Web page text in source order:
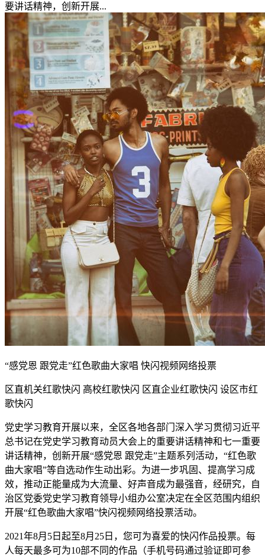
要讲话精神，创新开展...
“感党恩 跟党走”红色歌曲大家唱 快闪视频网络投票
区直机关红歌快闪 高校红歌快闪 区直企业红歌快闪 设区市红
歌快闪
党史学习教育开展以来，全区各地各部门深入学习贯彻习近平
总书记在党史学习教育动员大会上的重要讲话精神和七一重要
讲话精神，创新开展“感党恩 跟党走”主题系列活动，“红色歌
曲大家唱”等自选动作生动出彩。为进一步巩固、提高学习成
效，推动正能量成为大流量、好声音成为最强音，经研究，自
治区党委党史学习教育领导小组办公室决定在全区范围内组织
开展“红色歌曲大家唱”快闪视频网络投票活动。
2021年8月5日起至8月25日，您可为喜爱的快闪作品投票。每
人每天最多可为10部不同的作品（手机号码通过验证即可参